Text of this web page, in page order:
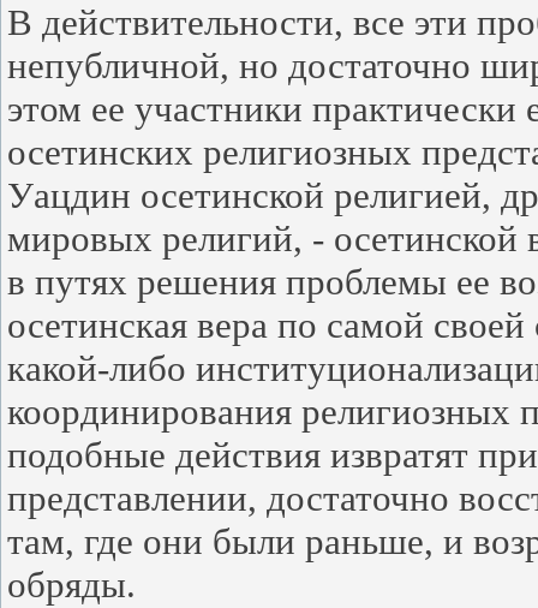
В действительности, все эти
непубличной, но достаточно
этом ее участники
осетинских религиозных
Уацдин осетинской религией,
мировых религий, - осетинской
в путях решения проблемы ее
осетинская вера по самой
какой-либо
координирования
подобные действия извратят
представлении, достаточно
там, где они были раньше, и
обряды.